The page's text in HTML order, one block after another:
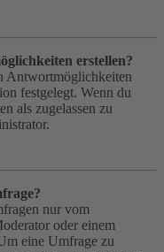
erstellen?
Antwortmöglichkeiten
festgelegt. Wenn du
als zugelassen zu
nur vom
oder einem
eine Umfrage zu